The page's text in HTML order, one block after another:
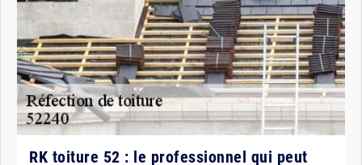
RK toiture 52 : le professionnel qui peut